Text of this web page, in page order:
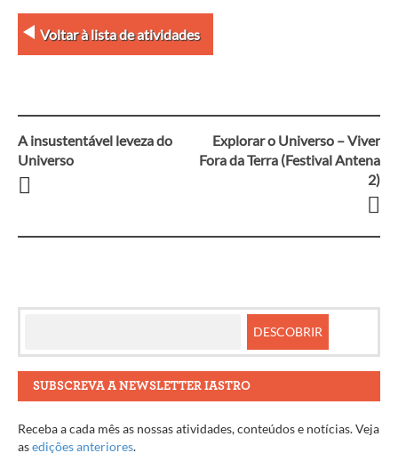
Voltar à lista de atividades
Navegação
entre
A insustentável leveza do
Universo
Explorar o Universo – Viver
Fora da Terra (Festival Antena
2)
SUBSCREVA A NEWSLETTER IASTRO
Receba a cada mês as nossas atividades, conteúdos e notícias. Veja
asedições anteriores.